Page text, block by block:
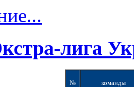
лига
№ команды